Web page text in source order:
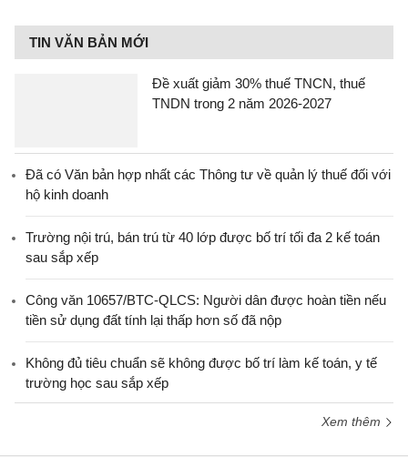
TIN VĂN BẢN MỚI
Đề xuất giảm 30% thuế TNCN, thuế
TNDN trong 2 năm 2026-2027
Đã có Văn bản hợp nhất các Thông tư về quản lý thuế đối với
hộ kinh doanh
Trường nội trú, bán trú từ 40 lớp được bố trí tối đa 2 kế toán
sau sắp xếp
Công văn 10657/BTC-QLCS: Người dân được hoàn tiền nếu
tiền sử dụng đất tính lại thấp hơn số đã nộp
Không đủ tiêu chuẩn sẽ không được bố trí làm kế toán, y tế
trường học sau sắp xếp
Xem thêm